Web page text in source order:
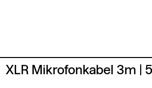
XLR Mikrofonkabel 3m |